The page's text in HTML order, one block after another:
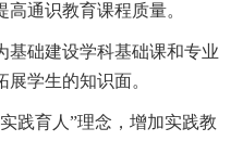
通识教育课程质量。
基础建设学科基础课和专业
学生的知识面。
践育人”理念，增加实践教